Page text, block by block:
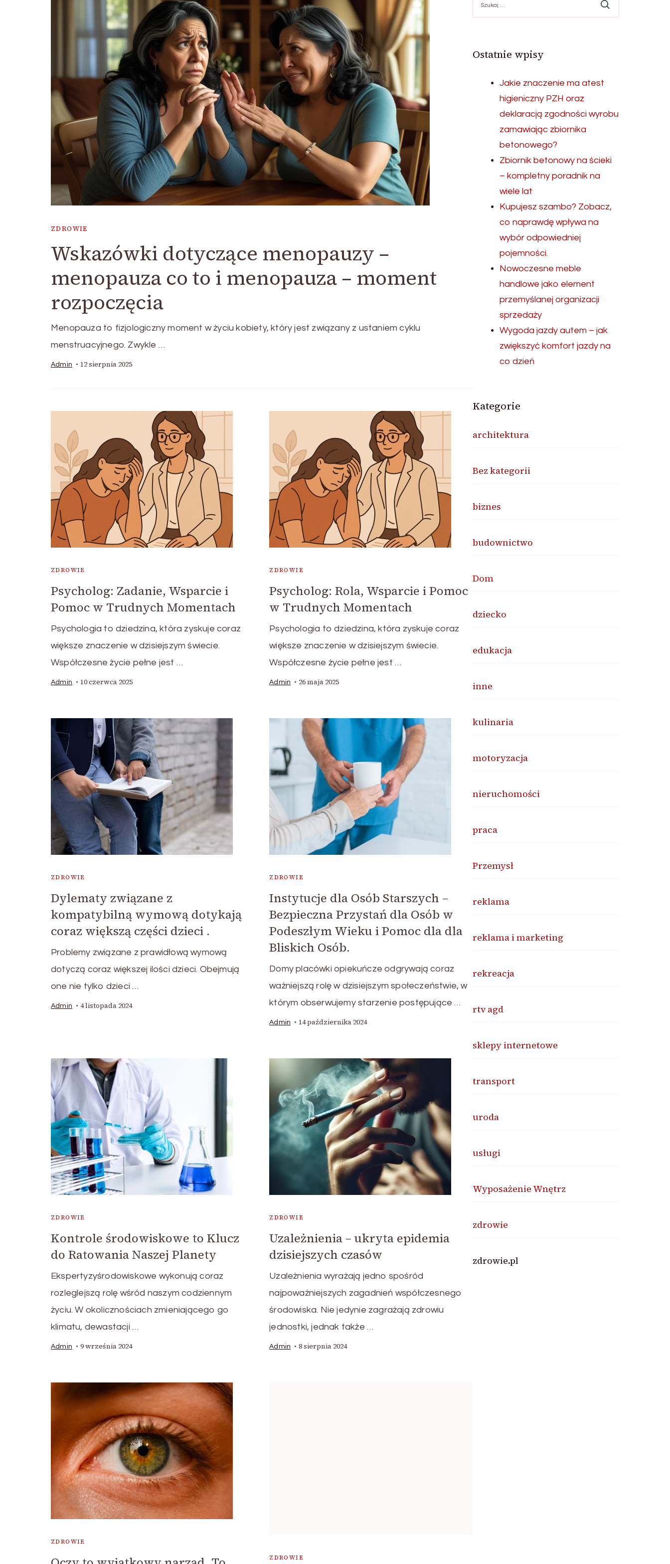
ZDROWIE
Wskazówki dotyczące menopauzy –
menopauza co to i menopauza – moment
rozpoczęcia
Menopauza to fizjologiczny moment w życiu kobiety, który jest związany z ustaniem cyklu
menstruacyjnego. Zwykle …
Admin 12 sierpnia 2025
ZDROWIE
Psycholog: Zadanie, Wsparcie i
Pomoc w Trudnych Momentach
Psychologia to dziedzina, która zyskuje coraz
większe znaczenie w dzisiejszym świecie.
Współczesne życie pełne jest …
Admin 10 czerwca 2025
ZDROWIE
Psycholog: Rola, Wsparcie i Pomoc
w Trudnych Momentach
Psychologia to dziedzina, która zyskuje coraz
większe znaczenie w dzisiejszym świecie.
Współczesne życie pełne jest …
Admin 26 maja 2025
ZDROWIE
Dylematy związane z
kompatybilną wymową dotykają
coraz większą części dzieci .
Problemy związane z prawidłową wymową
dotyczą coraz większej ilości dzieci. Obejmują
one nie tylko dzieci …
Admin 4 listopada 2024
ZDROWIE
Instytucje dla Osób Starszych –
Bezpieczna Przystań dla Osób w
Podeszłym Wieku i Pomoc dla dla
Bliskich Osób.
Domy placówki opiekuńcze odgrywają coraz
ważniejszą rolę w dzisiejszym społeczeństwie, w
którym obserwujemy starzenie postępujące …
Admin 14 października 2024
ZDROWIE
Kontrole środowiskowe to Klucz
do Ratowania Naszej Planety
Ekspertyzyśrodowiskowe wykonują coraz
rozleglejszą rolę wśród naszym codziennym
życiu. W okolicznościach zmieniającego go
klimatu, dewastacji …
Admin 9 września 2024
ZDROWIE
Uzależnienia – ukryta epidemia
dzisiejszych czasów
Uzależnienia wyrażają jedno spośród
najpoważniejszych zagadnień współczesnego
środowiska. Nie jedynie zagrażają zdrowiu
jednostki, jednak także …
Admin 8 sierpnia 2024
ZDROWIE
ZDROWIE
Ostatnie wpisy
Jakie znaczenie ma atest
higieniczny PZH oraz
deklaracją zgodności wyrobu
zamawiając zbiornika
betonowego?
Zbiornik betonowy na ścieki
– kompletny poradnik na
wiele lat
Kupujesz szambo? Zobacz,
co naprawdę wpływa na
wybór odpowiedniej
pojemności.
Nowoczesne meble
handlowe jako element
przemyślanej organizacji
sprzedaży
Wygoda jazdy autem – jak
zwiększyć komfort jazdy na
co dzień
Kategorie
architektura
Bez kategorii
biznes
budownictwo
Dom
dziecko
edukacja
inne
kulinaria
motoryzacja
nieruchomości
praca
Przemysł
reklama
reklama i marketing
rekreacja
rtv agd
sklepy internetowe
transport
uroda
usługi
Wyposażenie Wnętrz
zdrowie
zdrowie.pl